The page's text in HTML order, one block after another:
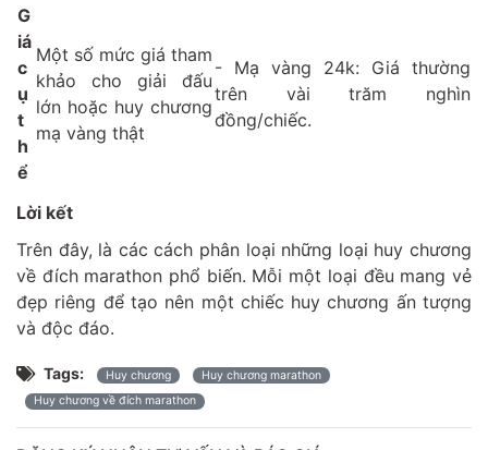
G
iá
c
ụ
t
h
ể
Một số mức giá tham
khảo cho giải đấu
lớn hoặc huy chương
mạ vàng thật
- Mạ vàng 24k: Giá thường
trên vài trăm nghìn
đồng/chiếc.
Lời kết
Trên đây, là các cách phân loại những loại huy chương
về đích marathon phổ biến. Mỗi một loại đều mang vẻ
đẹp riêng để tạo nên một chiếc huy chương ấn tượng
và độc đáo.
Tags: Huy chương
Huy chương marathon
Huy chương về đích marathon